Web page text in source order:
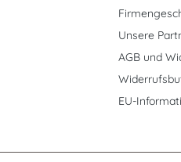
Unsere
AGB und
EU-